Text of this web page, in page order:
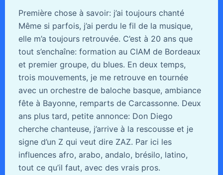
Première chose à savoir: j’ai toujours chanté
Même si parfois, j’ai perdu le fil de la musique,
elle m’a toujours retrouvée. C’est à 20 ans que
tout s’enchaîne: formation au CIAM de Bordeaux
et premier groupe, du blues. En deux temps,
trois mouvements, je me retrouve en tournée
avec un orchestre de baloche basque, ambiance
fête à Bayonne, remparts de Carcassonne. Deux
ans plus tard, petite annonce: Don Diego
cherche chanteuse, j’arrive à la rescousse et je
signe d’un Z qui veut dire ZAZ. Par ici les
influences afro, arabo, andalo, brésilo, latino,
tout ce qu’il faut, avec des vrais pros.